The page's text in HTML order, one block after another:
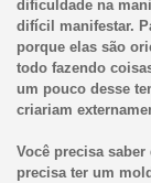
dificuldade na
difícil manifestar.
porque elas são
todo fazendo
um pouco desse
criariam
Você precisa
precisa ter um